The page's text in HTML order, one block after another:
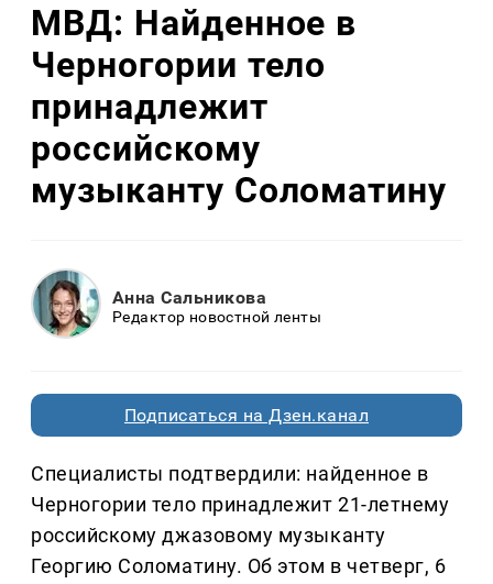
МВД: Найденное в
Черногории тело
принадлежит
российскому
музыканту Соломатину
Анна Сальникова
Редактор новостной ленты
Подписаться на Дзен.канал
Специалисты подтвердили: найденное в
Черногории тело принадлежит 21-летнему
российскому джазовому музыканту
Георгию Соломатину. Об этом в четверг, 6